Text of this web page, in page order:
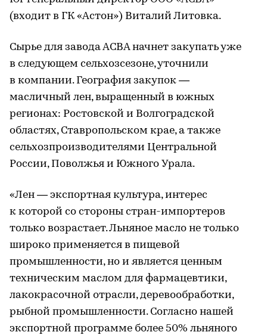
(входит в ГК «Астон») Виталий Литовка.
Сырье для завода АСВА начнет закупать уже
в следующем сельхозсезоне, уточнили
в компании. География закупок —
масличный лен, выращенный в южных
регионах: Ростовской и Волгоградской
областях, Ставропольском крае, а также
сельхозпроизводителями Центральной
России, Поволжья и Южного Урала.
«Лен — экспортная культура, интерес
к которой со стороны стран-импортеров
только возрастает. Льняное масло не только
широко применяется в пищевой
промышленности, но и является ценным
техническим маслом для фармацевтики,
лакокрасочной отрасли, деревообработки,
рыбной промышленности. Согласно нашей
экспортной программе более 50% льняного